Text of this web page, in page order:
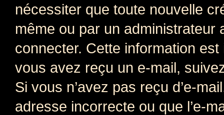
nécessiter que toute nouvelle
même ou par un
connecter. Cette information
vous avez reçu un e-mail,
Si vous n’avez pas reçu d’e-
adresse incorrecte ou que l’e-